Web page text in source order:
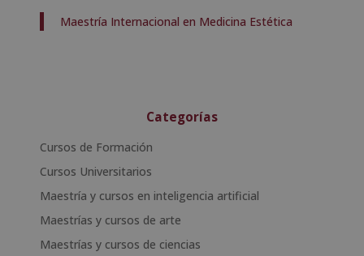
Maestría Internacional en Medicina Estética
Categorías
Cursos de Formación
Cursos Universitarios
Maestría y cursos en inteligencia artificial
Maestrías y cursos de arte
Maestrías y cursos de ciencias